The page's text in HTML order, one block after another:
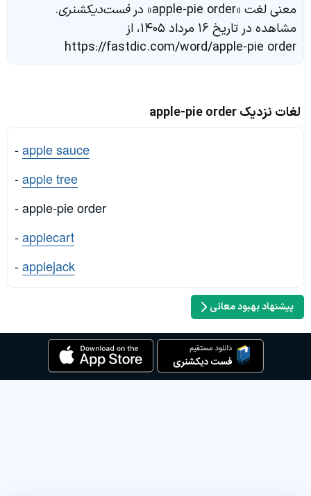
معنی لغت «apple-pie order» در فست‌دیکشنری.
مشاهده در تاریخ ۱۶ مرداد ۱۴۰۵، از
https://fastdic.com/word/apple-pie order
لغات نزدیک apple-pie order
-apple sauce
-apple tree
- apple-pie order
-applecart
-applejack
پیشنهاد بهبود معانی